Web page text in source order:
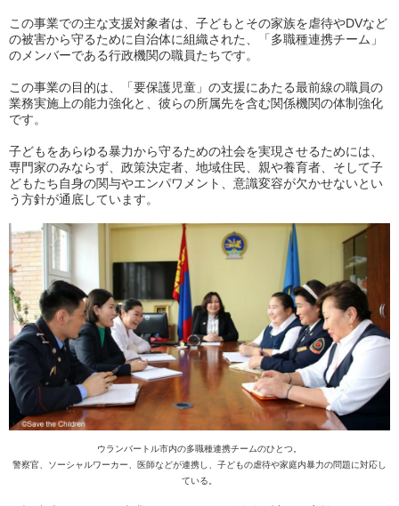
この事業での主な支援対象者は、子どもとその家族を虐待やDVなど
の被害から守るために自治体に組織された、「多職種連携チーム」
のメンバーである行政機関の職員たちです。
この事業の目的は、「要保護児童」の支援にあたる最前線の職員の
業務実施上の能力強化と、彼らの所属先を含む関係機関の体制強化
です。
子どもをあらゆる暴力から守るための社会を実現させるためには、
専門家のみならず、政策決定者、地域住民、親や養育者、そして子
どもたち自身の関与やエンパワメント、意識変容が欠かせないとい
う方針が通底しています。
ウランバートル市内の多職種連携チームのひとつ。
警察官、ソーシャルワーカー、医師などが連携し、子どもの虐待や家庭内暴力の問題に対応し
ている。